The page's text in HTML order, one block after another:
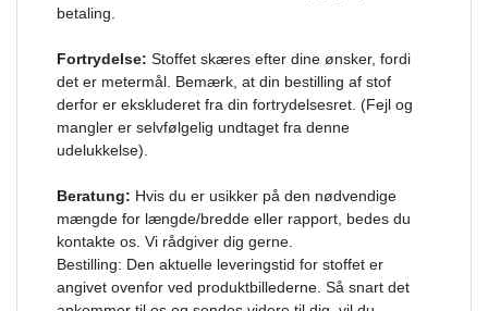
betaling.
Fortrydelse: Stoffet skæres efter dine ønsker, fordi
det er metermål. Bemærk, at din bestilling af stof
derfor er ekskluderet fra din fortrydelsesret. (Fejl og
mangler er selvfølgelig undtaget fra denne
udelukkelse).
Beratung: Hvis du er usikker på den nødvendige
mængde for længde/bredde eller rapport, bedes du
kontakte os. Vi rådgiver dig gerne.
Bestilling: Den aktuelle leveringstid for stoffet er
angivet ovenfor ved produktbillederne. Så snart det